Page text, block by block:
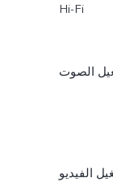
Hi-Fi
الصوت
الفيديو